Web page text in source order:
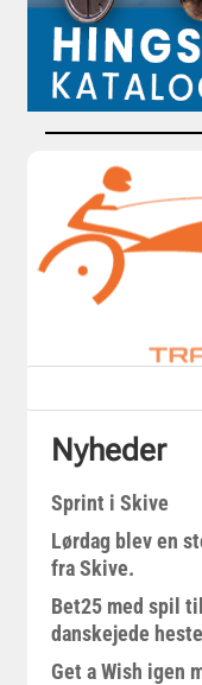
Nyheder
Sprint i Skive
Lørdag blev en
fra Skive.
Bet25 med spil
danskejede
Get a Wish igen